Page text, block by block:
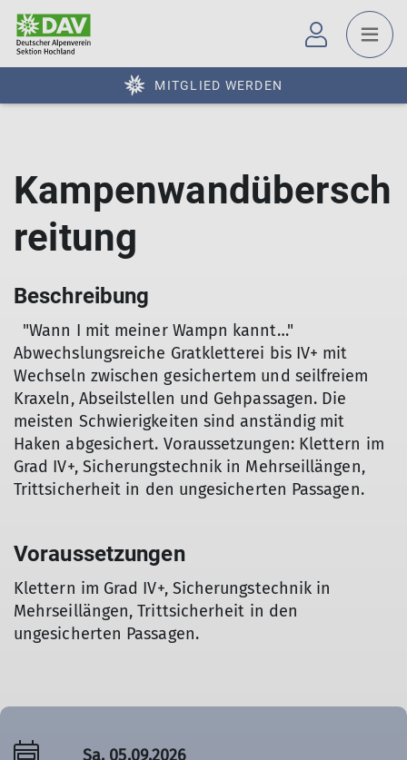
MITGLIED WERDEN
Kampenwandübersch
reitung
Beschreibung
"Wann I mit meiner Wampn kannt…"
Abwechslungsreiche Gratkletterei bis IV+ mit
Wechseln zwischen gesichertem und seilfreiem
Kraxeln, Abseilstellen und Gehpassagen. Die
meisten Schwierigkeiten sind anständig mit
Haken abgesichert. Voraussetzungen: Klettern im
Grad IV+, Sicherungstechnik in Mehrseillängen,
Trittsicherheit in den ungesicherten Passagen.
Voraussetzungen
Klettern im Grad IV+, Sicherungstechnik in
Mehrseillängen, Trittsicherheit in den
ungesicherten Passagen.
Sa. 05.09.2026